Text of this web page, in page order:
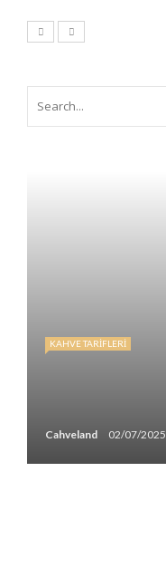
KAHVE TARIFLERI
Cahveland 02/07/2025